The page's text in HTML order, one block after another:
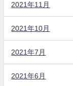
2021年11月
2021年10月
2021年7月
2021年6月